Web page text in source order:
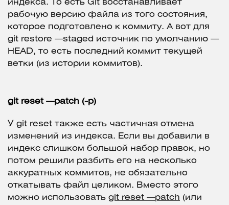
индекса. То есть Git восстанавливает
рабочую версию файла из того состояния,
которое подготовлено к коммиту. А вот для
git restore —staged источник по умолчанию —
HEAD, то есть последний коммит текущей
ветки (из истории коммитов).
git reset —patch (-p)
У git reset также есть частичная отмена
изменений из индекса. Если вы добавили в
индекс слишком большой набор правок, но
потом решили разбить его на несколько
аккуратных коммитов, не обязательно
откатывать файл целиком. Вместо этого
можно использовать git reset —patch (или